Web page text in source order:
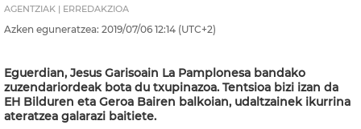
AGENTZIAK | ERREDAKZIOA
Azken eguneratzea: 2019/07/06 12:14 (UTC+2)
Eguerdian, Jesus Garisoain La Pamplonesa bandako
zuzendariordeak bota du txupinazoa. Tentsioa bizi izan da
EH Bilduren eta Geroa Bairen balkoian, udaltzainek ikurrina
ateratzea galarazi baitiete.